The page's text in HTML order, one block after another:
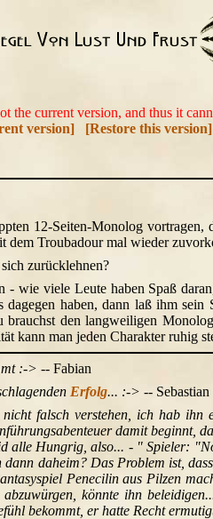
the current version, and thus it
version]
[Restore this version]
12-Seiten-Monolog vortragen,
dem Troubadour mal wieder
zurücklehnen?
- wie viele Leute haben Spaß
haben, dann laß ihm sein
den langweiligen
kann man jeden Charakter ruhig
:-> -- Fabian
Erfolg... :-> -- Sebastian
falsch verstehen, ich hab ihn
damit beginnt,
alle Hungrig, also... - " Spieler:
daheim? Das Problem ist,
Penecilin aus Pilzen
könnte ihn
bekommt, er hatte Recht